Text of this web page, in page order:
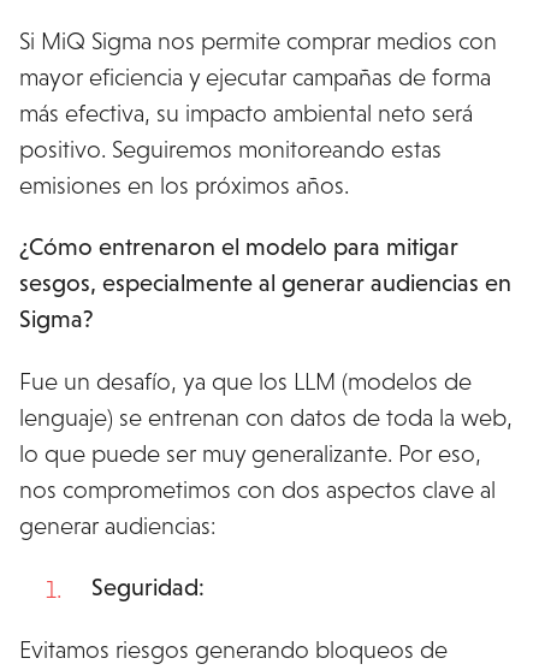
Si MiQ Sigma nos permite comprar medios con
mayor eficiencia y ejecutar campañas de forma
más efectiva, su impacto ambiental neto será
positivo. Seguiremos monitoreando estas
emisiones en los próximos años.
¿Cómo entrenaron el modelo para mitigar
sesgos, especialmente al generar audiencias en
Sigma?
Fue un desafío, ya que los LLM (modelos de
lenguaje) se entrenan con datos de toda la web,
lo que puede ser muy generalizante. Por eso,
nos comprometimos con dos aspectos clave al
generar audiencias:
Seguridad:
Evitamos riesgos generando bloqueos de